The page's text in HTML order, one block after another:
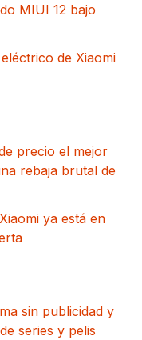
MIUI 12 bajo
de Xiaomi
precio el mejor
rebaja brutal de
ya está en
sin publicidad y
series y pelis